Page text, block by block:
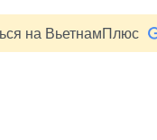
на ВьетнамПлюс